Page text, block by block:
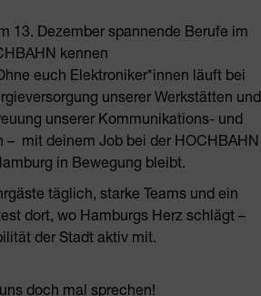
13. Dezember spannende Berufe im
kennen
euch Elektroniker*innen läuft bei
unserer Werkstätten und
unserer Kommunikations- und
– mit deinem Job bei der HOCHBAHN
in Bewegung bleibt.
täglich, starke Teams und ein
dort, wo Hamburgs Herz schlägt –
der Stadt aktiv mit.
doch mal sprechen!